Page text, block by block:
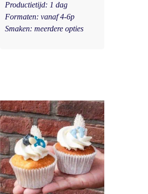
Productietijd: 1 dag
Formaten: vanaf 4-6p
Smaken: meerdere opties